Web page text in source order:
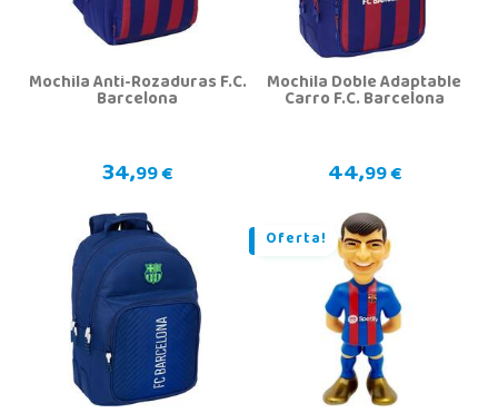
Mochila Anti-Rozaduras F.C.
Barcelona
34,99 €
Mochila Doble Adaptable
Carro F.C. Barcelona
44,99 €
Oferta!